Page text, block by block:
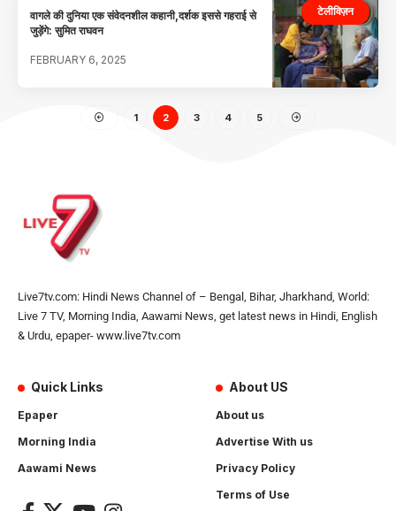
टेलीविज़न
वागले की दुनिया एक संवेदनशील कहानी,दर्शक इससे गहराई से
जुड़ेंगे: सुमित राघवन
FEBRUARY 6, 2025
1 2 3 4 5
Live7tv.com: Hindi News Channel of – Bengal, Bihar, Jharkhand, World:
Live 7 TV, Morning India, Aawami News, get latest news in Hindi, English
& Urdu, epaper- www.live7tv.com
Quick Links
Epaper
Morning India
Aawami News
About US
About us
Advertise With us
Privacy Policy
Terms of Use